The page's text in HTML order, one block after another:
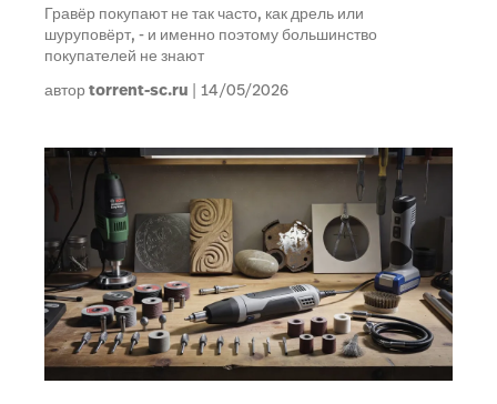
Гравёр покупают не так часто, как дрель или
шуруповёрт, - и именно поэтому большинство
покупателей не знают
авторtorrent-sc.ru 14/05/2026